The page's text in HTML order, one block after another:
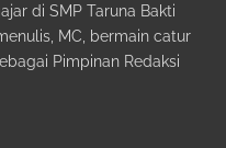
di SMP Taruna Bakti
MC, bermain catur
Pimpinan Redaksi